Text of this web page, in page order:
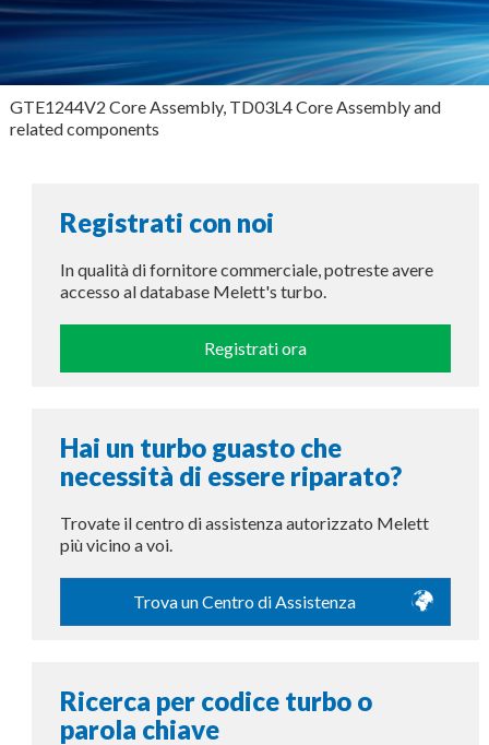
GTE1244V2 Core Assembly, TD03L4 Core Assembly and
related components
Registrati con noi
In qualità di fornitore commerciale, potreste avere
accesso al database Melett's turbo.
Registrati ora
Hai un turbo guasto che
necessità di essere riparato?
Trovate il centro di assistenza autorizzato Melett
più vicino a voi.
Trova un Centro di Assistenza
Ricerca per codice turbo o
parola chiave